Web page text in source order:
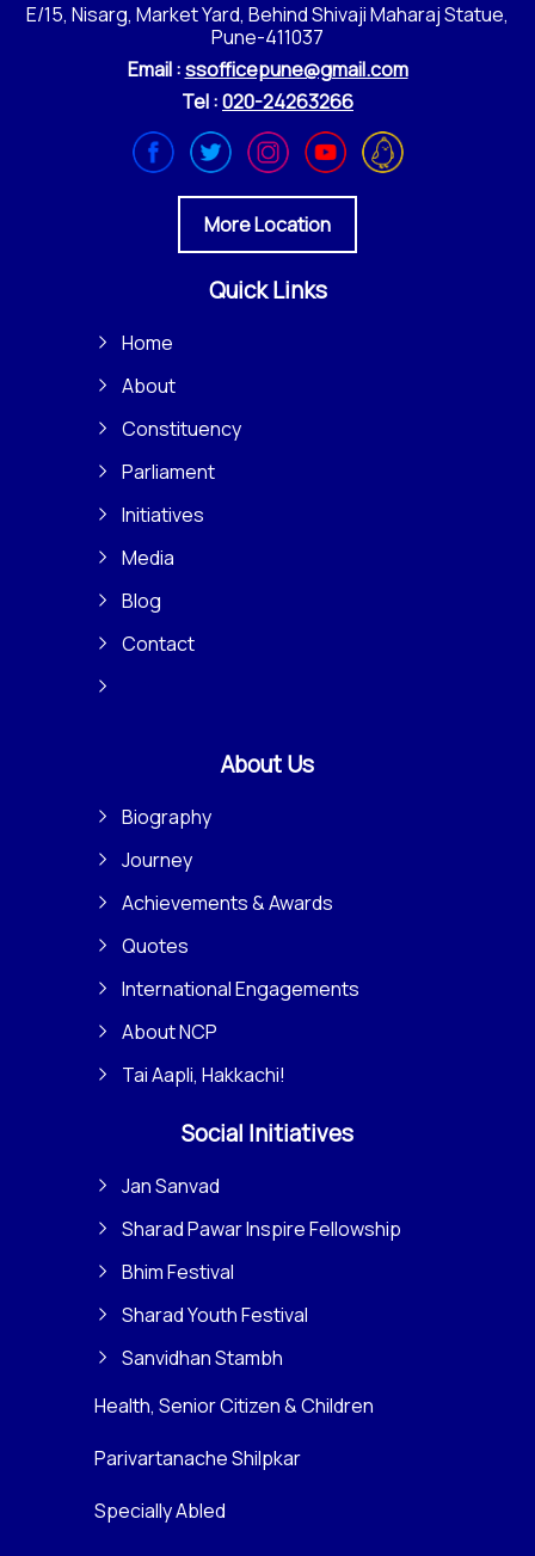
E/15, Nisarg, Market Yard, Behind Shivaji Maharaj Statue,
Pune-411037
Email :ssofficepune@gmail.com
Tel :020-24263266
More Location
Quick Links
Home
About
Constituency
Parliament
Initiatives
Media
Blog
Contact
About Us
Biography
Journey
Achievements & Awards
Quotes
International Engagements
About NCP
Tai Aapli, Hakkachi!
Social Initiatives
Jan Sanvad
Sharad Pawar Inspire Fellowship
Bhim Festival
Sharad Youth Festival
Sanvidhan Stambh
Health, Senior Citizen & Children
Parivartanache Shilpkar
Specially Abled